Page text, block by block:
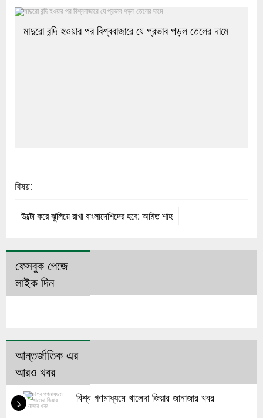
মাদুরো বন্দি হওয়ার পর বিশ্ববাজারে যে প্রভাব পড়ল তেলের দামে
বিষয়:
উল্টো করে ঝুলিয়ে রাখা বাংলাদেশিদের হবে: অমিত শাহ
ফেসবুক পেজে
লাইক দিন
আন্তর্জাতিক এর
আরও খবর
১ বিশ্ব গণমাধ্যমে খালেদা জিয়ার জানাজার খবর